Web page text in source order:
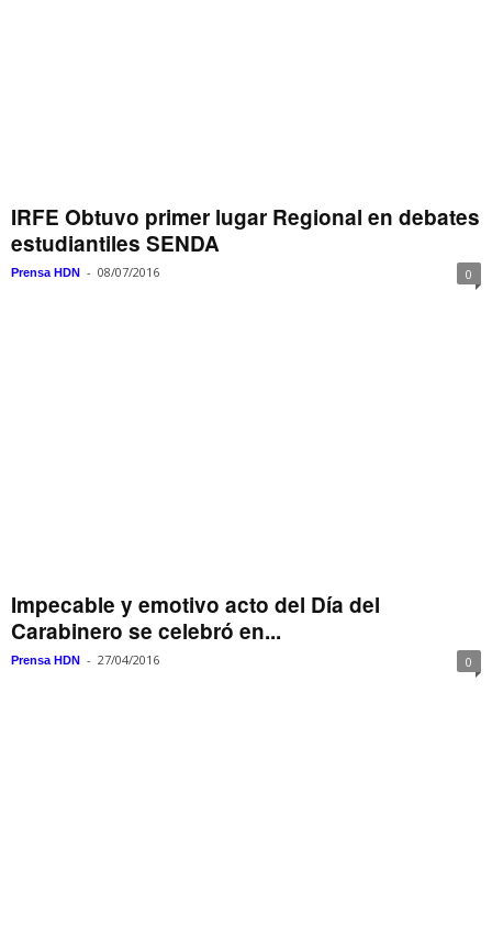
IRFE Obtuvo primer lugar Regional en debates
estudiantiles SENDA
Prensa HDN - 08/07/2016 0
Impecable y emotivo acto del Día del
Carabinero se celebró en...
Prensa HDN - 27/04/2016 0